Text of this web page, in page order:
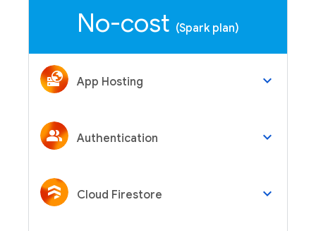
No-cost (Spark plan)
App Hosting keyboard_arrow_down
Authentication keyboard_arrow_down
Cloud Firestore keyboard_arrow_down